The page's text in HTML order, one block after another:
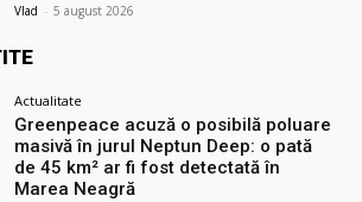
Vlad - 5 august 2026
Actualitate
Greenpeace acuză o posibilă poluare
masivă în jurul Neptun Deep: o pată
de 45 km² ar fi fost detectată în
Marea Neagră